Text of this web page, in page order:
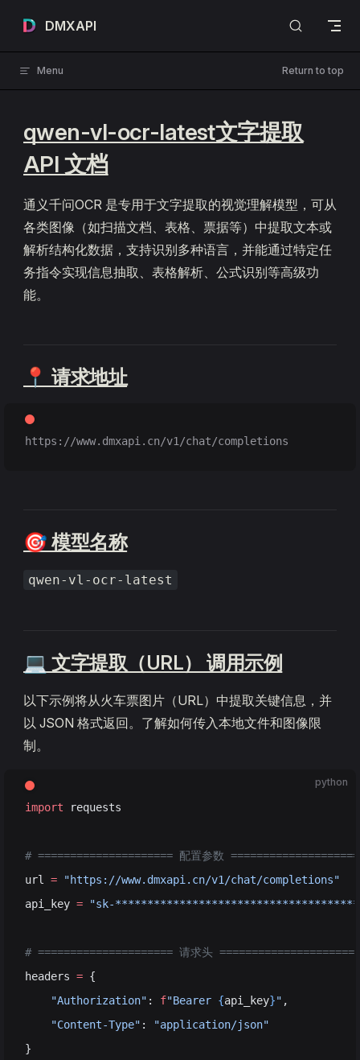
Skip to content
DMXAPI
Menu Return to top
qwen-vl-ocr-latest文字提取
API 文档
通义千问OCR 是专用于文字提取的视觉理解模型，可从
各类图像（如扫描文档、表格、票据等）中提取文本或
解析结构化数据，支持识别多种语言，并能通过特定任
务指令实现信息抽取、表格解析、公式识别等高级功
能。
📍 请求地址
https://www.dmxapi.cn/v1/chat/completions
🎯 模型名称
qwen-vl-ocr-latest
💻 文字提取（URL） 调用示例
以下示例将从火车票图片（URL）中提取关键信息，并
以 JSON 格式返回。了解如何传入本地文件和图像限
制。
python
import requests
# ===================== 配置参数
url = "https://www.dmxapi.cn/v1/chat/completions"
api_key = "sk-
# ===================== 请求头 =====================
headers = {
    "Authorization"
: f"Bearer {api_key}" ,
    "Content-Type"
:
"application/json"
}